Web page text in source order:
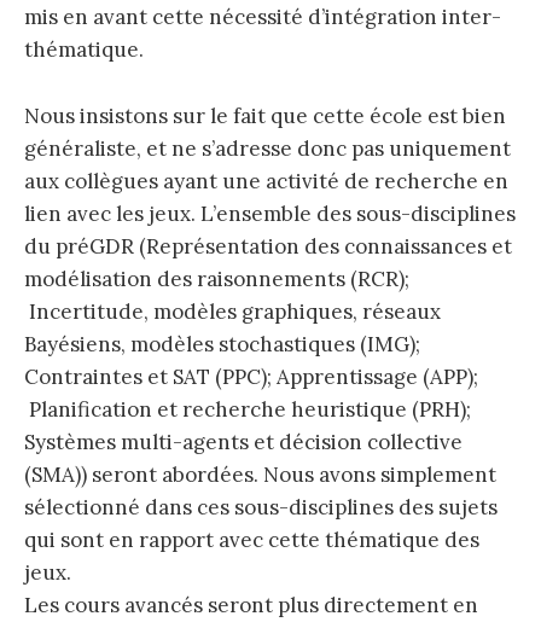
mis en avant cette nécessité d’intégration inter-
thématique.
Nous insistons sur le fait que cette école est bien
généraliste, et ne s’adresse donc pas uniquement
aux collègues ayant une activité de recherche en
lien avec les jeux. L’ensemble des sous-disciplines
du préGDR (Représentation des connaissances et
modélisation des raisonnements (RCR);
Incertitude, modèles graphiques, réseaux
Bayésiens, modèles stochastiques (IMG);
Contraintes et SAT (PPC); Apprentissage (APP);
Planification et recherche heuristique (PRH);
Systèmes multi-agents et décision collective
(SMA)) seront abordées. Nous avons simplement
sélectionné dans ces sous-disciplines des sujets
qui sont en rapport avec cette thématique des
jeux.
Les cours avancés seront plus directement en